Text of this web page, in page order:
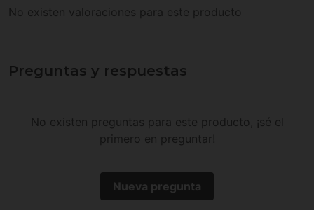
No existen valoraciones para este producto
Preguntas y respuestas
No existen preguntas para este producto, ¡sé el
primero en preguntar!
Nueva pregunta